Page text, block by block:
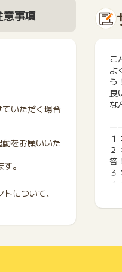
意事項
いただく場合
をお願いいた
。
について、
こ
よ
う
良
な
ー
１
２
答
３